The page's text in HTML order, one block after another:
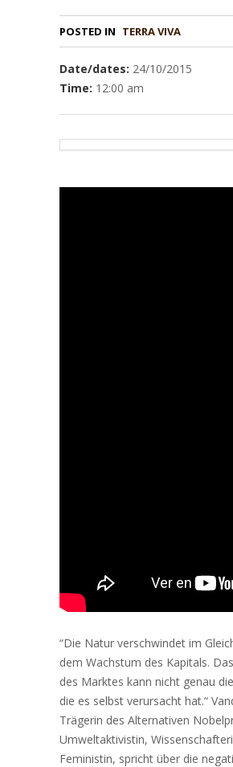
POSTED IN TERRA VIVA
Date/dates: 24/10/2015
Time: 12:00 am
“Die Natur verschwindet im
dem Wachstum des Kapitals.
des Marktes kann nicht genau
die es selbst verursacht hat.“
Trägerin des Alternativen
Umweltaktivistin,
Feministin, spricht über die